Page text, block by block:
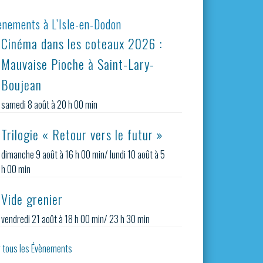
à L’Isle-en-Dodon
Cinéma dans les coteaux 2026 :
Mauvaise Pioche à Saint-Lary-
Boujean
samedi 8 août à 20 h 00 min
Trilogie « Retour vers le futur »
dimanche 9 août à 16 h 00 min/lundi 10 août à 5
h 00 min
Vide grenier
vendredi 21 août à 18 h 00 min/23 h 30 min
les Évènements